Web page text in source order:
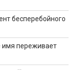
бесперебойного
имя переживает